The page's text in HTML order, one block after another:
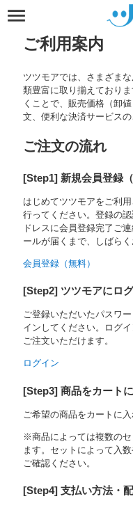
ご利用案内
ツツモアでは、さまざま
類豊富に取り揃えており
くことで、販売価格（卸
文、便利な決済サービス
ご注文の流れ
[Step1] 新規会員登録
はじめてツツモアをご利
行ってください。登録の
ドレスに会員登録完了ご
ールが届くまで、しばらく
会員登録（無料）
[Step2] ツツモアにロ
ご登録いただいたパスワ
インしてください。ログ
ご注文いただけます。
ログイン
[Step3] 商品をカート
ご希望の商品をカートに
※商品によっては複数の
ます。セットによって入
ご確認ください。
[Step4] 支払い方法・